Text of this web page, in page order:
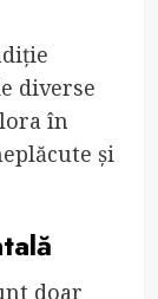
diverse
în
și
doar